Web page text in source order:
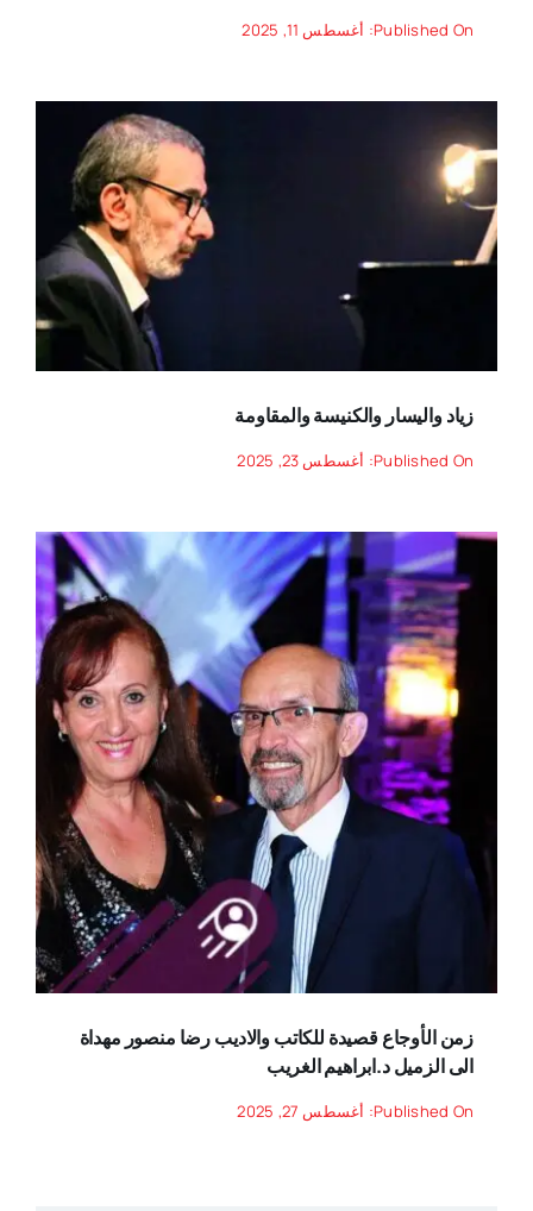
Published On: أغسطس 11, 2025
زياد واليسار والكنيسة والمقاومة
Published On: أغسطس 23, 2025
زمن الأوجاع قصيدة للكاتب والاديب رضا منصور مهداة
الى الزميل د.ابراهيم الغريب
Published On: أغسطس 27, 2025